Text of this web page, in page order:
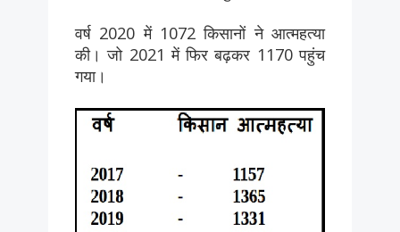
वर्ष 2020 में 1072 किसानों ने आत्महत्या
की। जो 2021 में फिर बढ़कर 1170 पहुंच
गया।